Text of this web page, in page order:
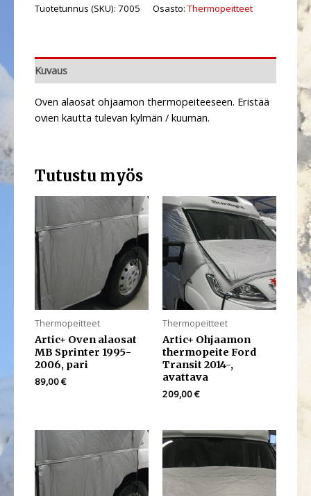
Tuotetunnus (SKU): 7005 Osasto: Thermopeitteet
Kuvaus
Oven alaosat ohjaamon thermopeiteeseen. Eristää
ovien kautta tulevan kylmän / kuuman.
Tutustu myös
Thermopeitteet
Artic+ Oven alaosat
MB Sprinter 1995-
2006, pari
89,00€
Thermopeitteet
Artic+ Ohjaamon
thermopeite Ford
Transit 2014-,
avattava
209,00€